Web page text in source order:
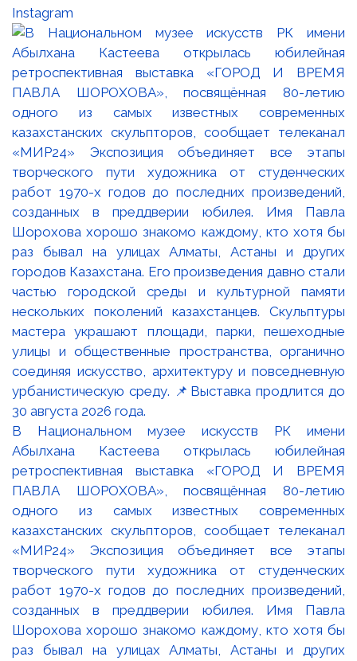
Instagram
В Национальном музее искусств РК имени
Абылхана Кастеева открылась юбилейная
ретроспективная выставка «ГОРОД И ВРЕМЯ
ПАВЛА ШОРОХОВА», посвящённая 80-летию
одного из самых известных современных
казахстанских скульпторов, сообщает телеканал
«МИР24» Экспозиция объединяет все этапы
творческого пути художника от студенческих
работ 1970-х годов до последних произведений,
созданных в преддверии юбилея. Имя Павла
Шорохова хорошо знакомо каждому, кто хотя бы
раз бывал на улицах Алматы, Астаны и других